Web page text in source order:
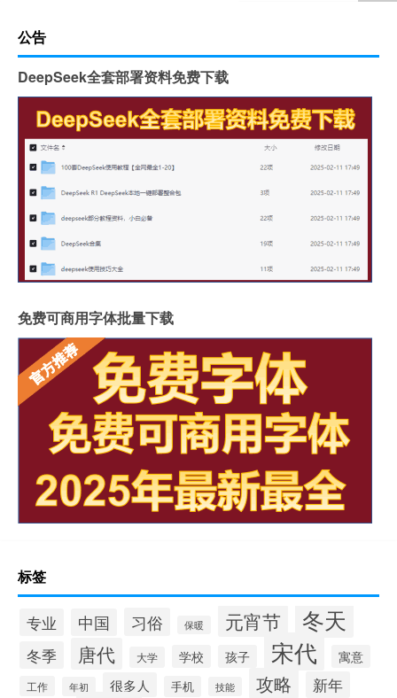
公告
DeepSeek全套部署资料免费下载
免费可商用字体批量下载
标签
专业 中国 习俗 保暖 元宵节 冬天
冬季 唐代 大学 学校 孩子 宋代 寓意
工作 年初 很多人 手机 技能 攻略 新年